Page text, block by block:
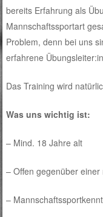
bereits Erfahrung als
Mannschaftssportart
Problem, denn bei uns
erfahrene
Das Training wird
Was uns wichtig ist:
– Mind. 18 Jahre alt
– Offen gegenüber
–